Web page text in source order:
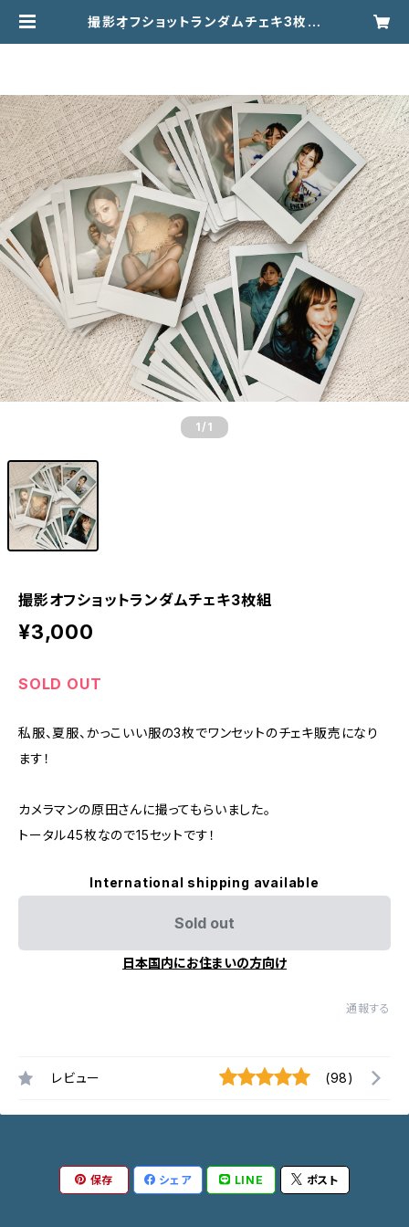
撮影オフショットランダムチェキ3枚組
1 /1
撮影オフショットランダムチェキ3枚組
¥3,000
SOLD OUT
私服、夏服、かっこいい服の3枚でワンセットのチェキ販売になり
ます！
カメラマンの原田さんに撮ってもらいました。
トータル45枚なので15セットです！
International shipping available
Sold out
日本国内にお住まいの方向け
通報する
レビュー (98)
保存 シェア LINE ポスト